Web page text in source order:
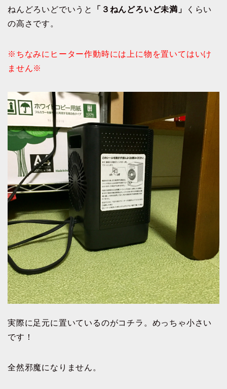
ねんどろいどでいうと 「３ねんどろいど未満」
くらい
の高さです。
※ちなみにヒーター作動時には上に物を置いてはいけ
ません※
実際に足元に置いているのがコチラ。めっちゃ小さい
です！
全然邪魔になりません。